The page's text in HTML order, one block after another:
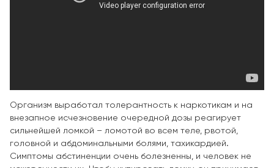
Организм выработал толерантность к наркотикам и на
внезапное исчезновение очередной дозы реагирует
сильнейшей ломкой – ломотой во всем теле, рвотой,
головной и абдоминальными болями, тахикардией.
Симптомы абстиненции очень болезненны, и человек не